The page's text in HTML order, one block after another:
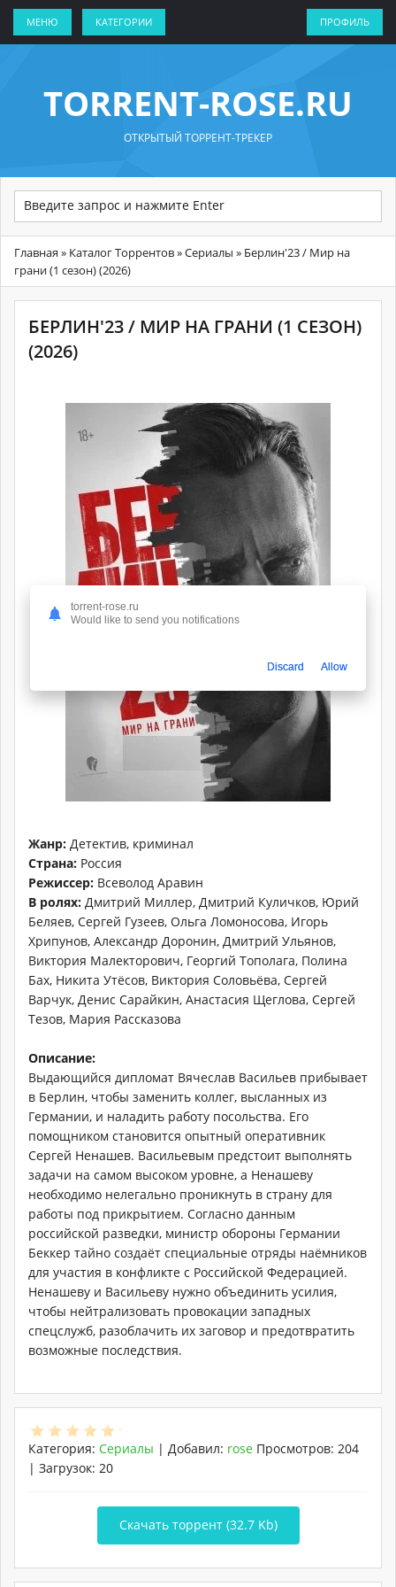
МЕНЮ КАТЕГОРИИ ПРОФИЛЬ
TORRENT-ROSE.RU
ОТКРЫТЫЙ ТОРРЕНТ-ТРЕКЕР
Главная » Каталог Торрентов»Сериалы » Берлин'23 / Мир на
грани (1 сезон) (2026)
БЕРЛИН'23 / МИР НА ГРАНИ (1 СЕЗОН)
(2026)
Жанр: Детектив, криминал
Страна: Россия
Режиссер: Всеволод Аравин
В ролях: Дмитрий Миллер, Дмитрий Куличков, Юрий
Беляев, Сергей Гузеев, Ольга Ломоносова, Игорь
Хрипунов, Александр Доронин, Дмитрий Ульянов,
Виктория Малекторович, Георгий Тополага, Полина
Бах, Никита Утёсов, Виктория Соловьёва, Сергей
Варчук, Денис Сарайкин, Анастасия Щеглова, Сергей
Тезов, Мария Рассказова
Описание:
Выдающийся дипломат Вячеслав Васильев прибывает
в Берлин, чтобы заменить коллег, высланных из
Германии, и наладить работу посольства. Его
помощником становится опытный оперативник
Сергей Ненашев. Васильевым предстоит выполнять
задачи на самом высоком уровне, а Ненашеву
необходимо нелегально проникнуть в страну для
работы под прикрытием. Согласно данным
российской разведки, министр обороны Германии
Беккер тайно создаёт специальные отряды наёмников
для участия в конфликте с Российской Федерацией.
Ненашеву и Васильеву нужно объединить усилия,
чтобы нейтрализовать провокации западных
спецслужб, разоблачить их заговор и предотвратить
возможные последствия.
Категория: Сериалы | Добавил: rose Просмотров: 204
| Загрузок: 20
Скачать торрент (32.7 Kb)
torrent-rose.ru
Would like to send you notifications
Discard Allow